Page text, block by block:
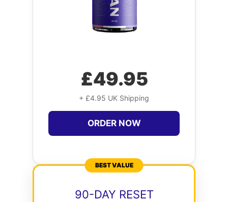
£49.95
+ £4.95 UK Shipping
ORDER NOW
BEST VALUE
90-DAY RESET